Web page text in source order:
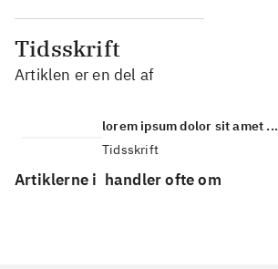
Tidsskrift
Artiklen er en del af
lorem ipsum dolor sit amet ...
Tidsskrift
Artiklerne i handler ofte om